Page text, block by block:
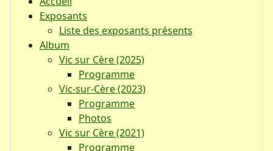
Exposants
Liste des exposants présents
Album
Vic sur Cère (2025)
Programme
Vic-sur-Cère (2023)
Programme
Photos
Vic sur Cère (2021)
Programme